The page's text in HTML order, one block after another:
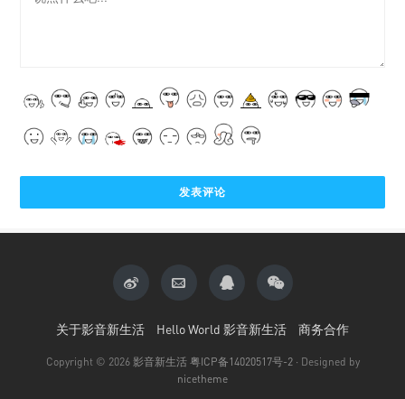
关于影音新生活 Hello World 影音新生活 商务合作
Copyright © 2026 影音新生活 粤ICP备14020517号-2 · Designed by
nicetheme